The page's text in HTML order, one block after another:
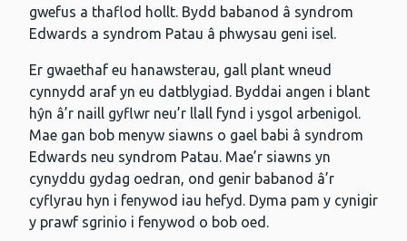
gwefus a thaflod hollt. Bydd babanod â syndrom
Edwards a syndrom Patau â phwysau geni isel.
Er gwaethaf eu hanawsterau, gall plant wneud
cynnydd araf yn eu datblygiad. Byddai angen i blant
hŷn â’r naill gyflwr neu’r llall fynd i ysgol arbenigol.
Mae gan bob menyw siawns o gael babi â syndrom
Edwards neu syndrom Patau. Mae’r siawns yn
cynyddu gydag oedran, ond genir babanod â’r
cyflyrau hyn i fenywod iau hefyd. Dyma pam y cynigir
y prawf sgrinio i fenywod o bob oed.